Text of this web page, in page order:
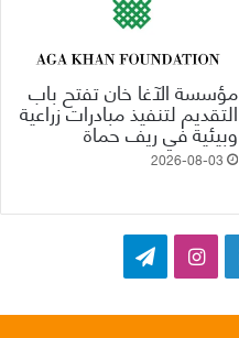
مؤسسة الآغا خان تفتح باب
التقديم لتنفيذ مبادرات زراعية
وبيئية في ريف حماة
2026-08-03